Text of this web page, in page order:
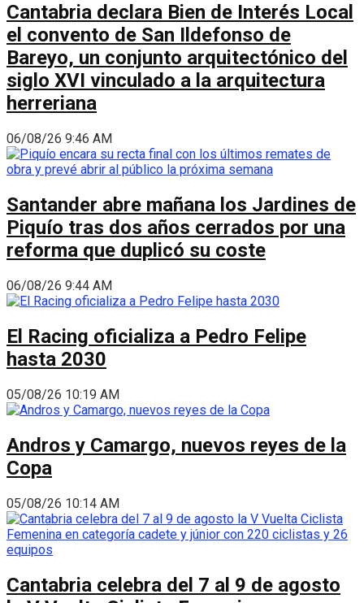
Cantabria declara Bien de Interés Local
el convento de San Ildefonso de
Bareyo, un conjunto arquitectónico del
siglo XVI vinculado a la arquitectura
herreriana
06/08/26 9:46 AM
Santander abre mañana los Jardines de
Piquío tras dos años cerrados por una
reforma que duplicó su coste
06/08/26 9:44 AM
El Racing oficializa a Pedro Felipe
hasta 2030
05/08/26 10:19 AM
Andros y Camargo, nuevos reyes de la
Copa
05/08/26 10:14 AM
Cantabria celebra del 7 al 9 de agosto